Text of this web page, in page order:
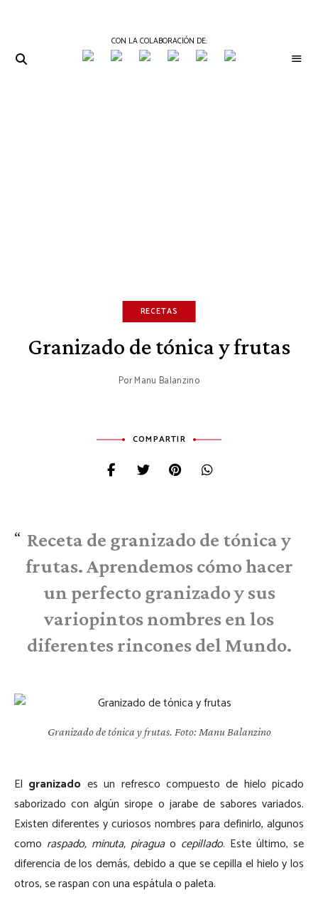
CON LA COLABORACIÓN DE:
RECETAS
Granizado de tónica y frutas
PorManu Balanzino
COMPARTIR
Receta de granizado de tónica y
frutas. Aprendemos cómo hacer
un perfecto granizado y sus
variopintos nombres en los
diferentes rincones del Mundo.
Granizado de tónica y frutas. Foto: Manu Balanzino
El granizado es un refresco compuesto de hielo picado
saborizado con algún sirope o jarabe de sabores variados.
Existen diferentes y curiosos nombres para definirlo, algunos
como raspado, minuta, piragua o cepillado. Este último, se
diferencia de los demás, debido a que se cepilla el hielo y los
otros, se raspan con una espátula o paleta.